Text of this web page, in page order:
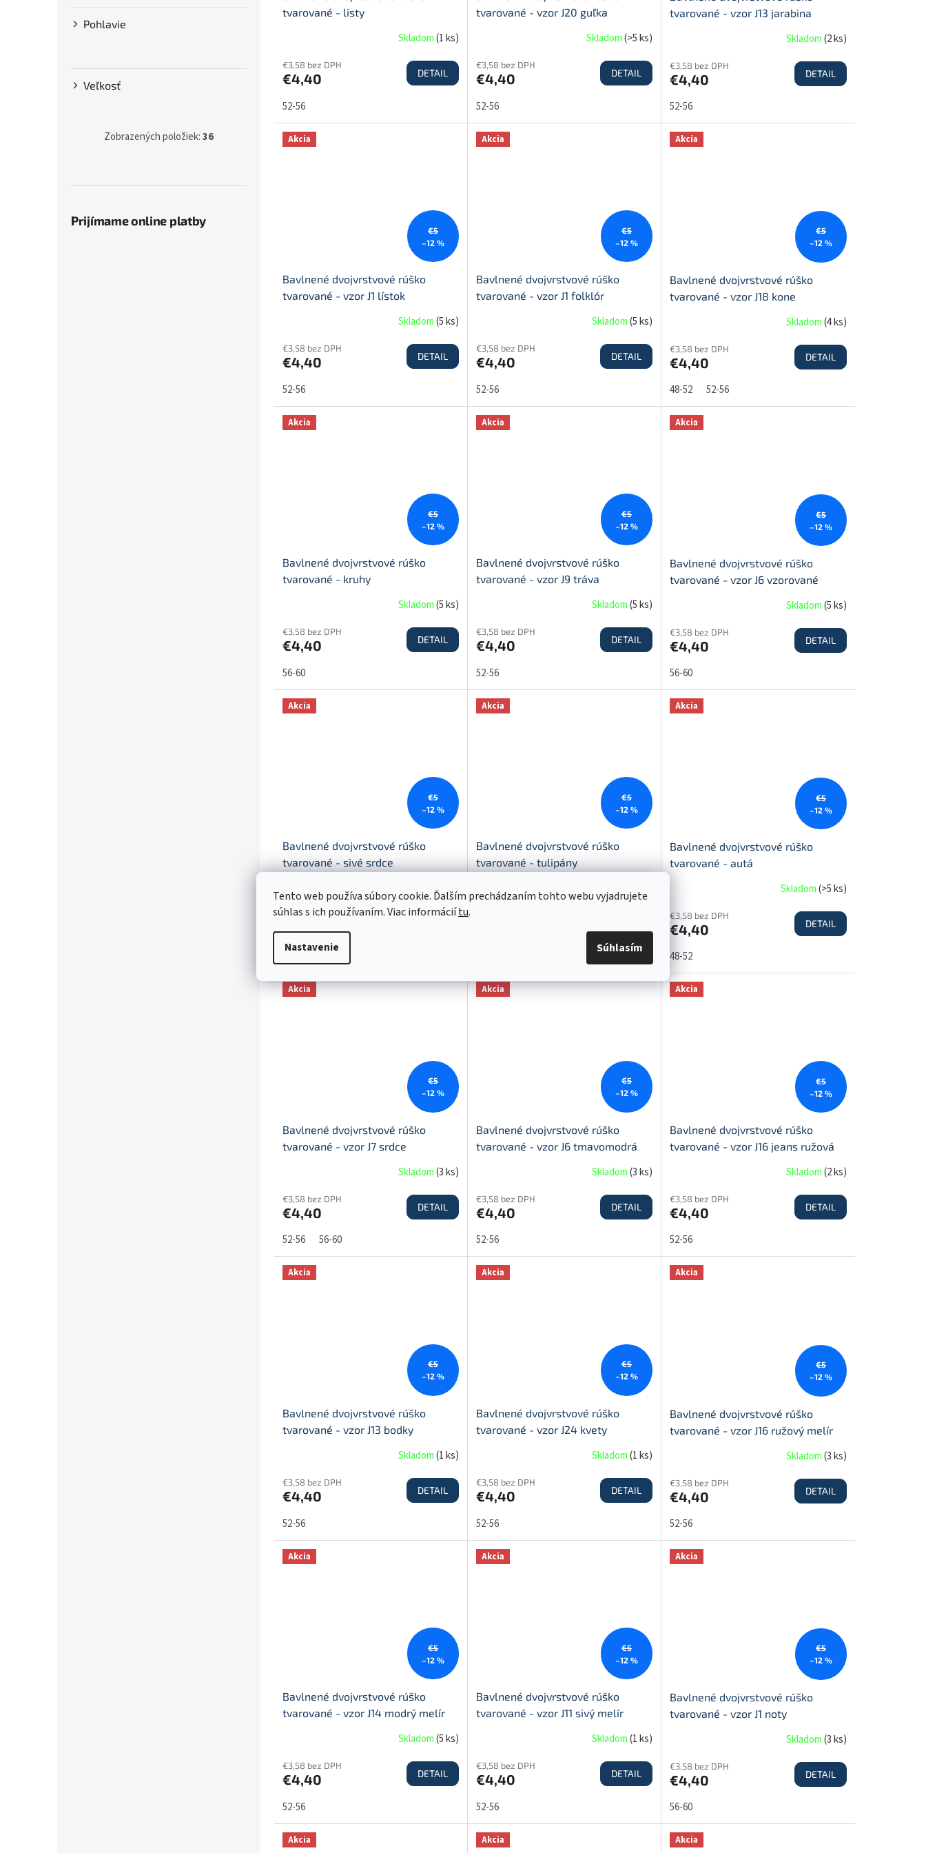
Tento web používa súbory cookie. Ďalším prechádzaním tohto webu vyjadrujete
súhlas s ich používaním. Viac informáciítu.
Nastavenie Súhlasím
Pohlavie
Veľkosť
Zobrazených položiek:36
Prijímame online platby
tvarované - listy
Skladom(1 ks)
€3,58 bez DPH
€4,40 DETAIL
52-56
tvarované - vzor J20 guľka
Skladom(>5 ks)
€3,58 bez DPH
€4,40 DETAIL
52-56
tvarované - vzor J13 jarabina
Skladom(2 ks)
€3,58 bez DPH
€4,40 DETAIL
52-56
Akcia
€5
–12 %
Bavlnené dvojvrstvové rúško
tvarované - vzor J1 lístok
Skladom(5 ks)
€3,58 bez DPH
€4,40 DETAIL
52-56
Akcia
€5
–12 %
Bavlnené dvojvrstvové rúško
tvarované - vzor J1 folklór
Skladom(5 ks)
€3,58 bez DPH
€4,40 DETAIL
52-56
Akcia
€5
–12 %
Bavlnené dvojvrstvové rúško
tvarované - vzor J18 kone
Skladom(4 ks)
€3,58 bez DPH
€4,40 DETAIL
48-52 52-56
Akcia
€5
–12 %
Bavlnené dvojvrstvové rúško
tvarované - kruhy
Skladom(5 ks)
€3,58 bez DPH
€4,40 DETAIL
56-60
Akcia
€5
–12 %
Bavlnené dvojvrstvové rúško
tvarované - vzor J9 tráva
Skladom(5 ks)
€3,58 bez DPH
€4,40 DETAIL
52-56
Akcia
€5
–12 %
Bavlnené dvojvrstvové rúško
tvarované - vzor J6 vzorované
Skladom(5 ks)
€3,58 bez DPH
€4,40 DETAIL
56-60
Akcia
€5
–12 %
Bavlnené dvojvrstvové rúško
tvarované - sivé srdce
Skladom(1 ks)
€3,58 bez DPH
€4,40
Akcia
€5
–12 %
Bavlnené dvojvrstvové rúško
tvarované - tulipány
Skladom ( 1 ks
Akcia
€5
–12 %
Bavlnené dvojvrstvové rúško
tvarované - autá
Skladom(>5 ks)
€3,58 bez DPH
€4,40 DETAIL
48-52
Akcia
€5
–12 %
Bavlnené dvojvrstvové rúško
tvarované - vzor J7 srdce
Skladom(3 ks)
€3,58 bez DPH
€4,40 DETAIL
52-56 56-60
Akcia
€5
–12 %
Bavlnené dvojvrstvové rúško
tvarované - vzor J6 tmavomodrá
Skladom(3 ks)
€3,58 bez DPH
€4,40 DETAIL
52-56
Akcia
€5
–12 %
Bavlnené dvojvrstvové rúško
tvarované - vzor J16 jeans ružová
Skladom(2 ks)
€3,58 bez DPH
€4,40 DETAIL
52-56
Akcia
€5
–12 %
Bavlnené dvojvrstvové rúško
tvarované - vzor J13 bodky
Skladom(1 ks)
€3,58 bez DPH
€4,40 DETAIL
52-56
Akcia
€5
–12 %
Bavlnené dvojvrstvové rúško
tvarované - vzor J24 kvety
Skladom(1 ks)
€3,58 bez DPH
€4,40 DETAIL
52-56
Akcia
€5
–12 %
Bavlnené dvojvrstvové rúško
tvarované - vzor J16 ružový melír
Skladom(3 ks)
€3,58 bez DPH
€4,40 DETAIL
52-56
Akcia
€5
–12 %
Bavlnené dvojvrstvové rúško
tvarované - vzor J14 modrý melír
Skladom(5 ks)
€3,58 bez DPH
€4,40 DETAIL
52-56
Akcia
€5
–12 %
Bavlnené dvojvrstvové rúško
tvarované - vzor J11 sivý melír
Skladom(1 ks)
€3,58 bez DPH
€4,40 DETAIL
52-56
Akcia
€5
–12 %
Bavlnené dvojvrstvové rúško
tvarované - vzor J1 noty
Skladom(3 ks)
€3,58 bez DPH
€4,40 DETAIL
56-60
Akcia Akcia Akcia